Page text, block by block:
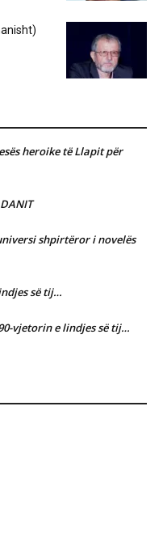
heroike të Llapit për
shpirtëror i novelës
së tij…
vjetorin e lindjes së tij…